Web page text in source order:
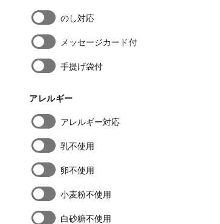
のし対応
メッセージカード付
手提げ袋付
アレルギー
アレルギー対応
乳不使用
卵不使用
小麦粉不使用
白砂糖不使用